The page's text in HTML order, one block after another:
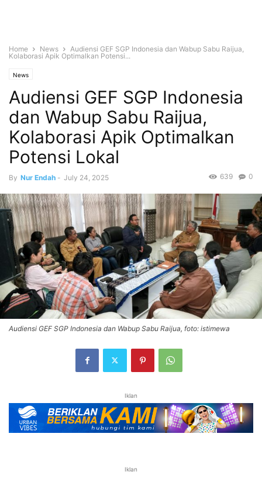
Home News
Audiensi GEF SGP Indonesia dan Wabup Sabu Raijua,
Kolaborasi Apik Optimalkan Potensi...
News
Audiensi GEF SGP Indonesia
dan Wabup Sabu Raijua,
Kolaborasi Apik Optimalkan
Potensi Lokal
By Nur Endah - July 24, 2025 0
639
Audiensi GEF SGP Indonesia dan Wabup Sabu Raijua, foto: istimewa
Iklan
Iklan